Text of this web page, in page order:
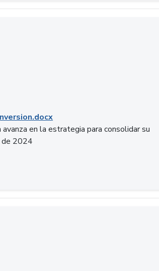
en la estrategia para consolidar su
de 2024